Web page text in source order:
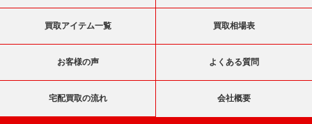
買取アイテム一覧 買取相場表
お客様の声 よくある質問
宅配買取の流れ 会社概要